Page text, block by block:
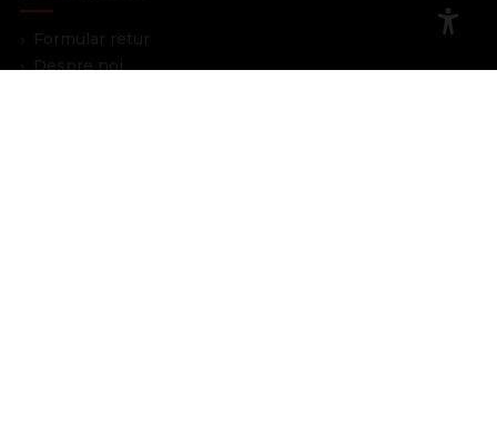
Formular retur
Despre noi